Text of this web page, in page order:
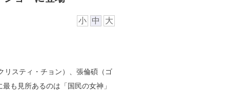
小 中 大
リスティ・チョン）、張倫碩（ゴ
も見所あるのは「国民の女神」